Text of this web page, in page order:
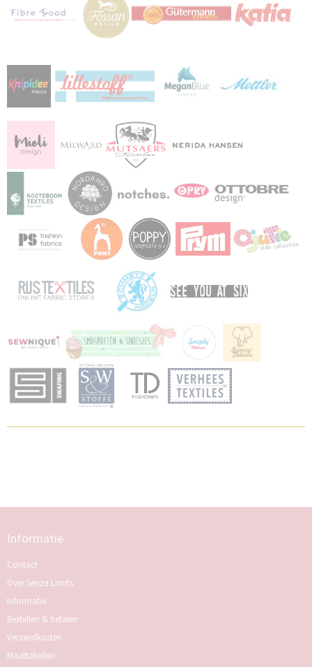
Informatie
Contact
Over Senza Limits
Informatie
Bestellen & betalen
Verzendkosten
Maattabellen